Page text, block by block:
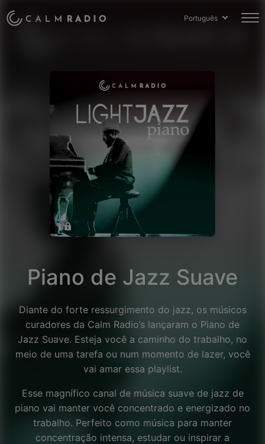
Português
Piano de Jazz Suave
Diante do forte ressurgimento do jazz, os músicos
curadores da Calm Radio’s lançaram o Piano de
Jazz Suave. Esteja você a caminho do trabalho, no
meio de uma tarefa ou num momento de lazer, você
vai amar essa playlist.
Esse magnífico canal de música suave de jazz de
piano vai manter você concentrado e energizado no
trabalho. Perfeito como música para manter
concentração intensa, estudar ou inspirar a
Facebook